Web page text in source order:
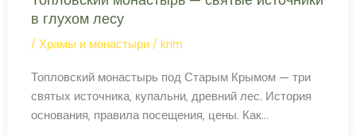
в глухом лесу
/Храмы и монастыри /krim
Топловский монастырь под Старым Крымом — три
святых источника, купальни, древний лес. История
основания, правила посещения, цены. Как